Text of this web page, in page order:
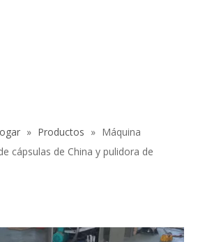
» Productos » Máquina
cápsulas de China y pulidora de